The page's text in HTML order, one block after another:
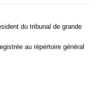
du tribunal de grande
au répertoire général